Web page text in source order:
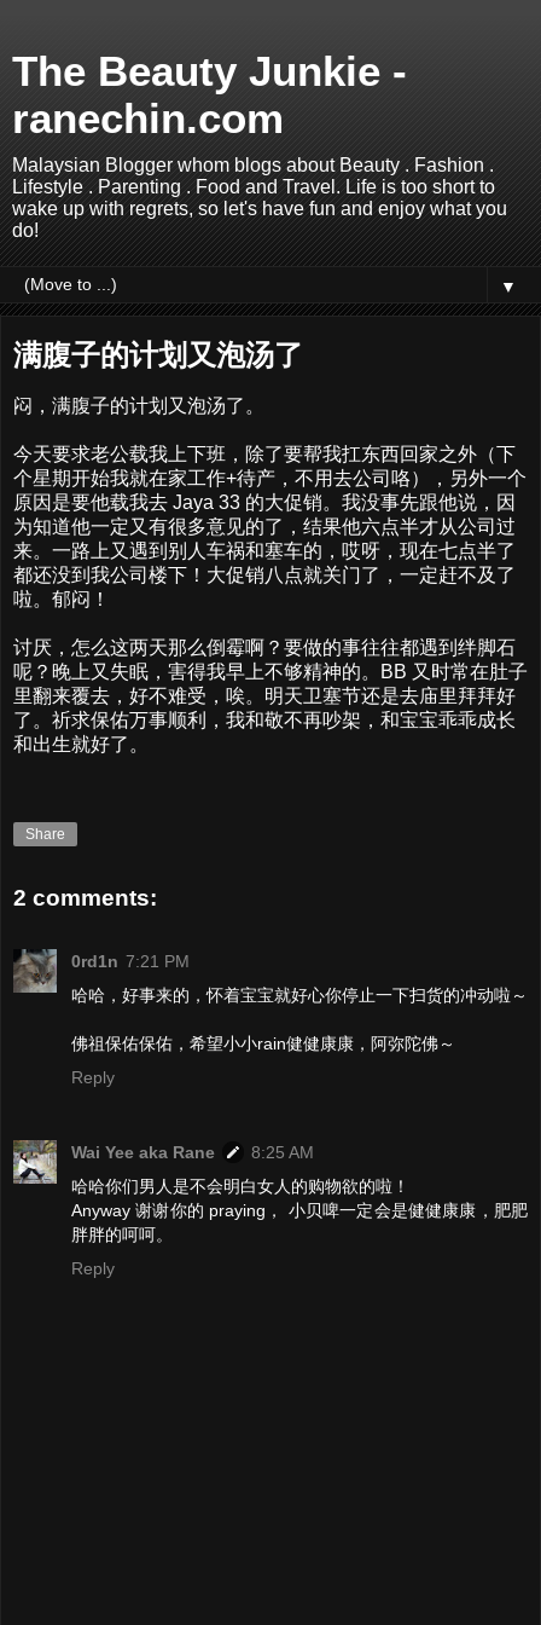
The Beauty Junkie -
ranechin.com
Malaysian Blogger whom blogs about Beauty . Fashion .
Lifestyle . Parenting . Food and Travel. Life is too short to
wake up with regrets, so let's have fun and enjoy what you
do!
▼
满腹子的计划又泡汤了
闷，满腹子的计划又泡汤了。
今天要求老公载我上下班，除了要帮我扛东西回家之外（下
个星期开始我就在家工作+待产，不用去公司咯），另外一个
原因是要他载我去 Jaya 33 的大促销。我没事先跟他说，因
为知道他一定又有很多意见的了，结果他六点半才从公司过
来。一路上又遇到别人车祸和塞车的，哎呀，现在七点半了
都还没到我公司楼下！大促销八点就关门了，一定赶不及了
啦。郁闷！
讨厌，怎么这两天那么倒霉啊？要做的事往往都遇到绊脚石
呢？晚上又失眠，害得我早上不够精神的。BB 又时常在肚子
里翻来覆去，好不难受，唉。明天卫塞节还是去庙里拜拜好
了。祈求保佑万事顺利，我和敬不再吵架，和宝宝乖乖成长
和出生就好了。
Share
2 comments:
0rd1n 7:21 PM
哈哈，好事来的，怀着宝宝就好心你停止一下扫货的冲动啦～
佛祖保佑保佑，希望小小rain健健康康，阿弥陀佛～
Reply
Wai Yee aka Rane
8:25 AM
哈哈你们男人是不会明白女人的购物欲的啦！
Anyway 谢谢你的 praying， 小贝啤一定会是健健康康，肥肥
胖胖的呵呵。
Reply